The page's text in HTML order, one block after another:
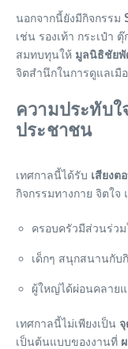
นอกจากนี้ยังมีกิจกรรม
เช่น รองเท้า กระเป๋า
สมทบทุนให้ มูลนิธิชัย
จิตสำนึกในการดูแลเมื
ความประทับใ
ประชาชน
เทศกาลนี้ได้รับ เสียงต
กิจกรรมทางกาย จิตใ
ครอบครัวมีส่วนร่ว
เด็กๆ สนุกสนานกับ
ผู้ใหญ่ได้ผ่อนคลาย
เทศกาลนี้ไม่เพียงเป็น
เป็นต้นแบบของงานที่